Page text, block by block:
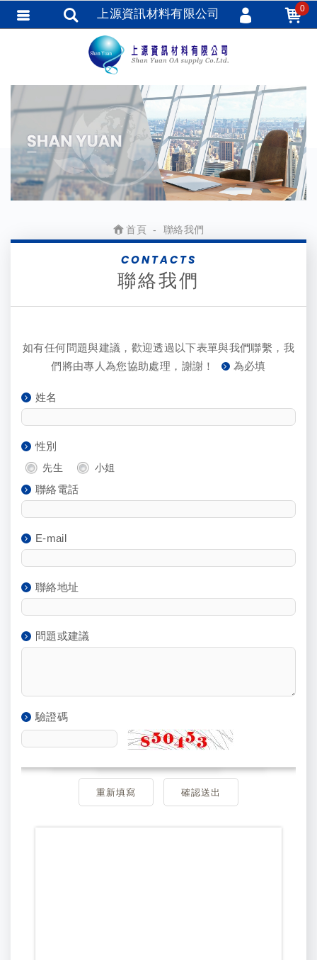
首頁 聯絡我們
CONTACTS
聯絡我們
如有任何問題與建議，歡迎透過以下表單與我們聯繫，我
們將由專人為您協助處理，謝謝！
為必填
姓名
性別
先生 小姐
聯絡電話
E-mail
聯絡地址
問題或建議
驗證碼
重新填寫 確認送出
上源資訊材料有限公司 0
會員登入
忘記密碼
訂單查詢
TRACK LISTING追蹤清單
匯款通知